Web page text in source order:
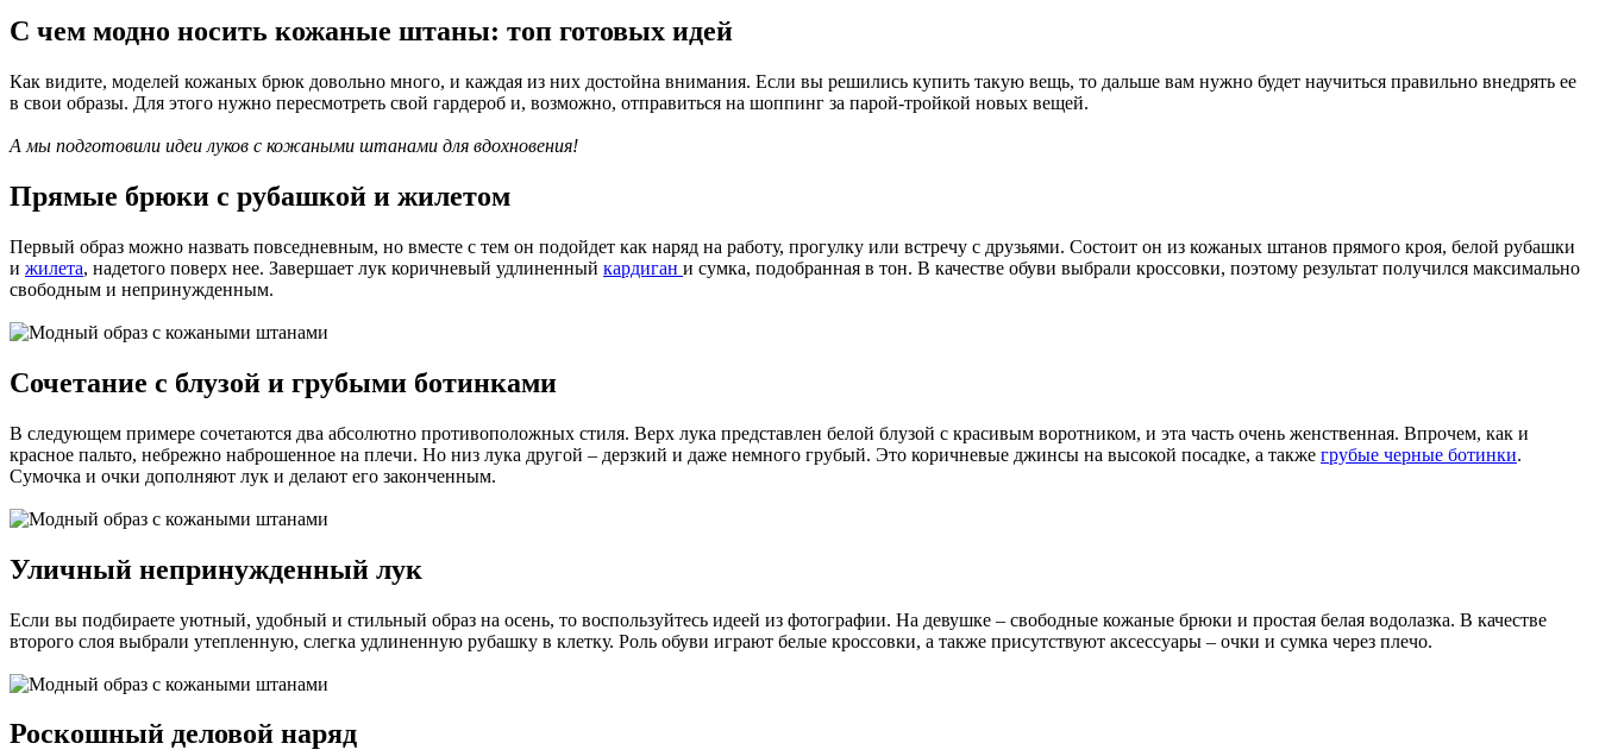
С чем модно носить кожаные штаны: топ готовых идей
Как видите, моделей кожаных брюк довольно много, и каждая из них достойна внимания. Если вы решились купить такую вещь, то дальше вам нужно будет научиться правильно внедрять ее
в свои образы. Для этого нужно пересмотреть свой гардероб и, возможно, отправиться на шоппинг за парой-тройкой новых вещей.
А мы подготовили идеи луков с кожаными штанами для вдохновения!
Прямые брюки с рубашкой и жилетом
Первый образ можно назвать повседневным, но вместе с тем он подойдет как наряд на работу, прогулку или встречу с друзьями. Состоит он из кожаных штанов прямого кроя, белой рубашки
и жилета, надетого поверх нее. Завершает лук коричневый удлиненный кардиган и сумка, подобранная в тон. В качестве обуви выбрали кроссовки, поэтому результат получился максимально
свободным и непринужденным.
Сочетание с блузой и грубыми ботинками
В следующем примере сочетаются два абсолютно противоположных стиля. Верх лука представлен белой блузой с красивым воротником, и эта часть очень женственная. Впрочем, как и
красное пальто, небрежно наброшенное на плечи. Но низ лука другой – дерзкий и даже немного грубый. Это коричневые джинсы на высокой посадке, а также грубые черные ботинки.
Сумочка и очки дополняют лук и делают его законченным.
Уличный непринужденный лук
Если вы подбираете уютный, удобный и стильный образ на осень, то воспользуйтесь идеей из фотографии. На девушке – свободные кожаные брюки и простая белая водолазка. В качестве
второго слоя выбрали утепленную, слегка удлиненную рубашку в клетку. Роль обуви играют белые кроссовки, а также присутствуют аксессуары – очки и сумка через плечо.
Роскошный деловой наряд